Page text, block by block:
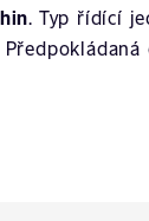
. Typ řídící